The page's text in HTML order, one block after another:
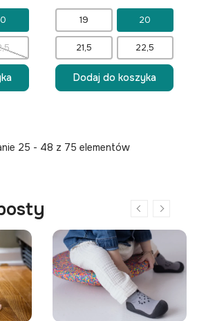
19 20
21,5 22,5
Dodaj do koszyka
25 - 48 z 75 elementów